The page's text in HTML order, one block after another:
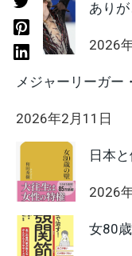
あり
2026
メジャーリーガー
2026年2月11日
日本
2026
女80